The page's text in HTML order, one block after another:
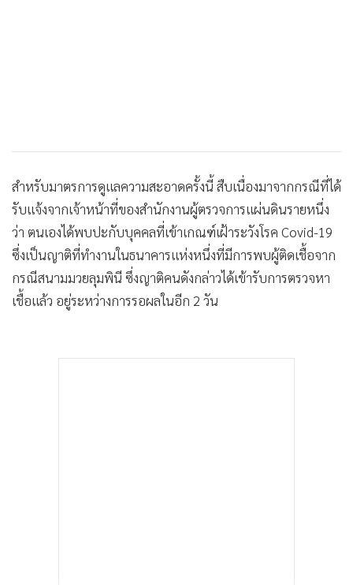
สำหรับมาตรการดูแลความสะอาดครั้งนี้ สืบเนื่องมาจากกรณีที่ได้
รับแจ้งจากเจ้าหน้าที่ของสำนักงานผู้ตรวจการแผ่นดินรายหนึ่ง
ว่า ตนเองได้พบปะกับบุคคลที่เข้าเกณฑ์เฝ้าระวังโรค Covid-19
ซึ่งเป็นญาติที่ทำงานในธนาคารแห่งหนึ่งที่มีการพบผู้ติดเชื้อจาก
กรณีสนามมวยลุมพินี ซึ่งญาติคนดังกล่าวได้เข้ารับการตรวจหา
เชื้อแล้ว อยู่ระหว่างการรอผลในอีก 2 วัน